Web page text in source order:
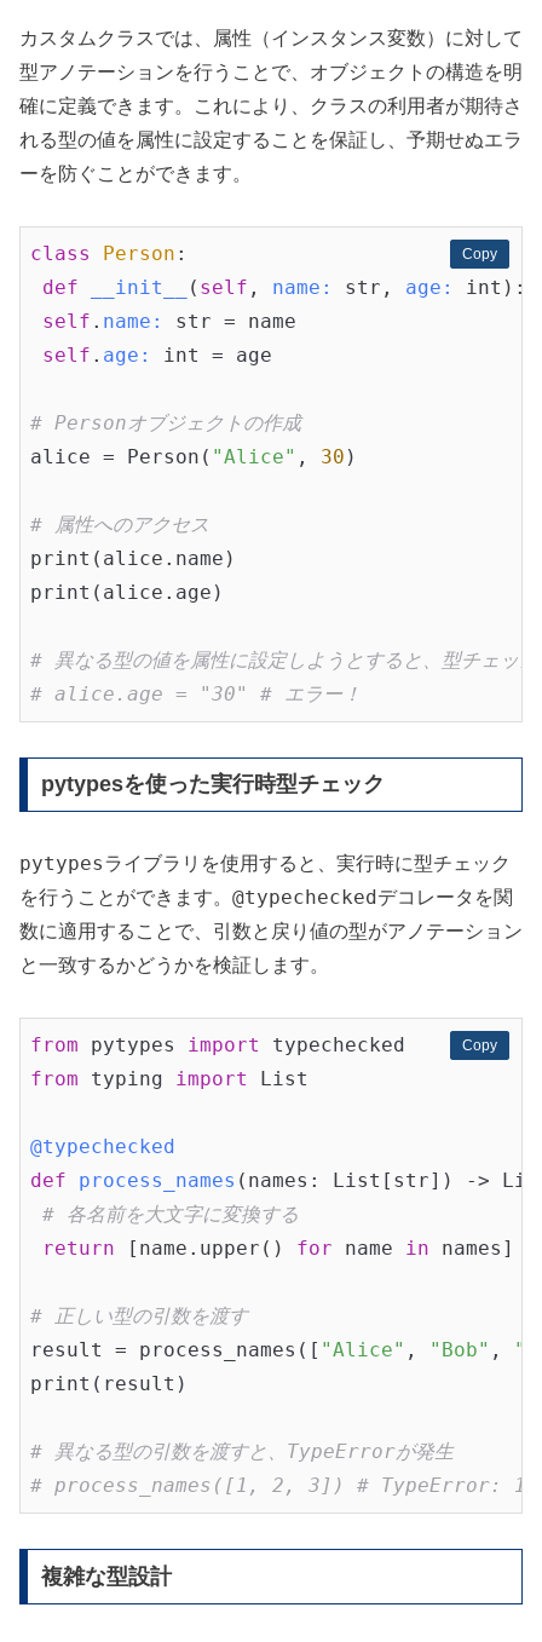
カスタムクラスでは、属性（インスタンス変数）に対して
型アノテーションを行うことで、オブジェクトの構造を明
確に定義できます。これにより、クラスの利用者が期待さ
れる型の値を属性に設定することを保証し、予期せぬエラ
ーを防ぐことができます。
Copy
Copy
class Person :
def
__init__ ( self , name: str, age: int) :
self . name:
str = name
self . age: int = age
# Personオブジェクトの作成
alice = Person( "Alice" , 30 )
# 属性へのアクセス
print(alice.name)
print(alice.age)
# 異なる型の値を属性に設定しようとすると、型チェッ
# alice.age = "30" # エラー！
pytypesを使った実行時型チェック
pytypesライブラリを使用すると、実行時に型チェック
を行うことができます。 @typechecked デコレータを関
数に適用することで、引数と戻り値の型がアノテーション
と一致するかどうかを検証します。
Copy
Copy
from pytypes import
from typing import List
@typechecked
def
process_names (names: List[str])
->
# 各名前を大文字に変換する
return [name.upper() for name in names]
# 正しい型の引数を渡す
result = process_names([ "Alice" , "Bob" ,
print(result)
# 異なる型の引数を渡すと、TypeErrorが発生
# process_names([1, 2, 3]) # TypeError:
複雑な型設計